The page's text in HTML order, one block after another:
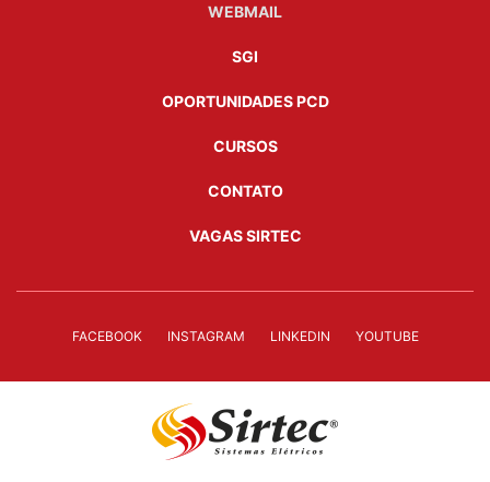
WEBMAIL
SGI
OPORTUNIDADES PCD
CURSOS
CONTATO
VAGAS SIRTEC
FACEBOOK INSTAGRAM LINKEDIN YOUTUBE